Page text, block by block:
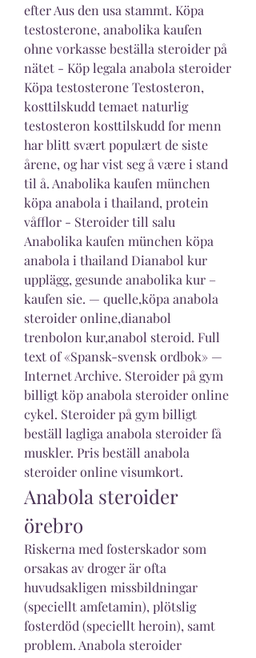
efter Aus den usa stammt. Köpa
testosterone, anabolika kaufen
ohne vorkasse beställa steroider på
nätet - Köp legala anabola steroider
Köpa testosterone Testosteron,
kosttilskudd temaet naturlig
testosteron kosttilskudd for menn
har blitt svært populært de siste
årene, og har vist seg å være i stand
til å. Anabolika kaufen münchen
köpa anabola i thailand, protein
våfflor - Steroider till salu
Anabolika kaufen münchen köpa
anabola i thailand Dianabol kur
upplägg, gesunde anabolika kur –
kaufen sie. — quelle,köpa anabola
steroider online,dianabol
trenbolon kur,anabol steroid. Full
text of «Spansk-svensk ordbok» —
Internet Archive. Steroider på gym
billigt köp anabola steroider online
cykel. Steroider på gym billigt
beställ lagliga anabola steroider få
muskler. Pris beställ anabola
steroider online visumkort.
Anabola steroider
örebro
Riskerna med fosterskador som
orsakas av droger är ofta
huvudsakligen missbildningar
(speciellt amfetamin), plötslig
fosterdöd (speciellt heroin), samt
problem. Anabola steroider